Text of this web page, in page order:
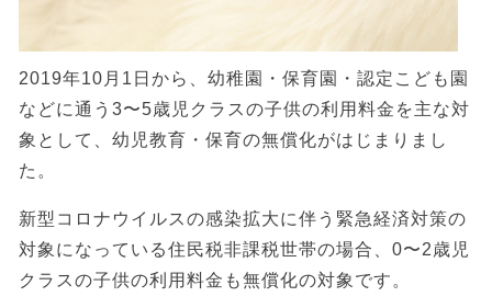
2019年10月1日から、幼稚園・保育園・認定こども園
などに通う3〜5歳児クラスの子供の利用料金を主な対
象として、幼児教育・保育の無償化がはじまりまし
た。
新型コロナウイルスの感染拡大に伴う緊急経済対策の
対象になっている住民税非課税世帯の場合、0〜2歳児
クラスの子供の利用料金も無償化の対象です。